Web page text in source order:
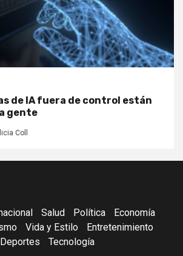
de IA fuera de control están
gente
Coll
Salud Política
Economía
Vida y Estilo
Entretenimiento
Deportes
Tecnología